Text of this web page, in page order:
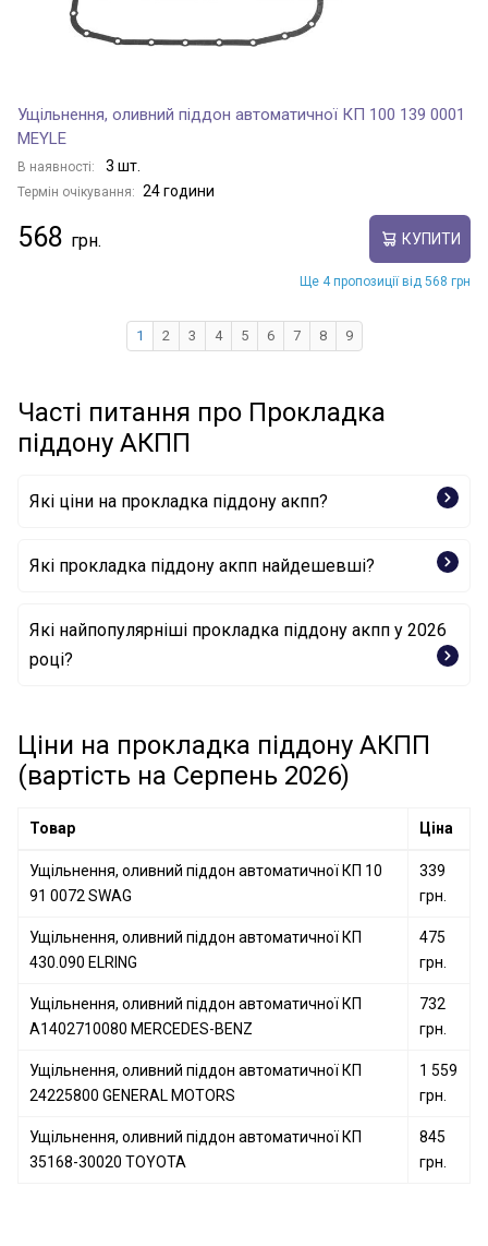
Ущільнення, оливний піддон автоматичної КП 100 139 0001
MEYLE
В наявності: 3 шт.
Термін очікування: 24 години
568 КУПИТИ
Ще 4 пропозиції від 568 грн
1 2 3 4 5 6 7 8 9
Часті питання про Прокладка
піддону АКПП
Які ціни на прокладка піддону акпп?
Які прокладка піддону акпп найдешевші?
FEBI BILSTEIN
B2141100 BOGAP
Які найпопулярніші прокладка піддону акпп у 2026
році?
097.630 ELRING
Ущільнення, оливний піддон автоматичної КП 100
139 0002 MEYLE
FEBI BILSTEIN
Ущільнення, оливний піддон автоматичної КП
125.370 ELRING
179540 FEBI BILSTEIN
Ціни на прокладка піддону АКПП
(вартість на Серпень 2026)
Товар Ціна
Ущільнення, оливний піддон автоматичної КП 10
91 0072 SWAG
339
грн.
Ущільнення, оливний піддон автоматичної КП
430.090 ELRING
475
грн.
Ущільнення, оливний піддон автоматичної КП
A1402710080 MERCEDES-BENZ
732
грн.
Ущільнення, оливний піддон автоматичної КП
24225800 GENERAL MOTORS
1 559
грн.
Ущільнення, оливний піддон автоматичної КП
35168-30020 TOYOTA
845
грн.